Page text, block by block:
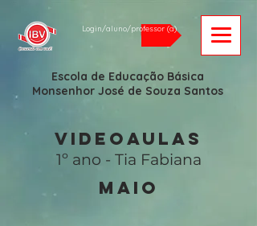
Login/aluno/professor (a)
Escola de Educação Básica
Monsenhor José de Souza Santos
VIDEOAULAS
1º ano - Tia Fabiana
maio